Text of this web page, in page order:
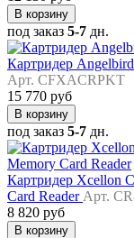
В корзину
под заказ 5-7 дн.
Картридер
Арт. CFXACRPKT
15 770 руб
В корзину
под заказ 5-7 дн.
Картридер Xcellon
Card Reader Арт.
8 820 руб
В корзину